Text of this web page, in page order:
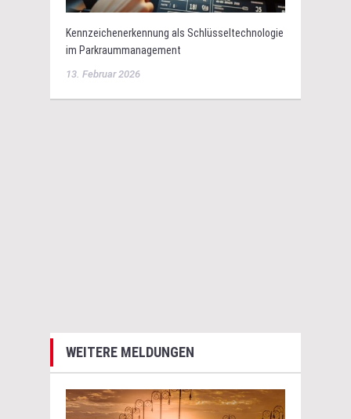
Kennzeichenerkennung als Schlüsseltechnologie
im Parkraummanagement
13. Februar 2026
WEITERE MELDUNGEN